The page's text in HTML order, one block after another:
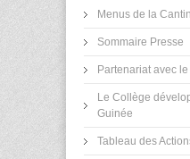
Menus de la
Sommaire Presse
Partenariat avec
Le Collège
Guinée
Tableau des